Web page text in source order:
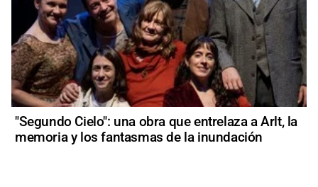
"Segundo Cielo": una obra que entrelaza a Arlt, la
memoria y los fantasmas de la inundación